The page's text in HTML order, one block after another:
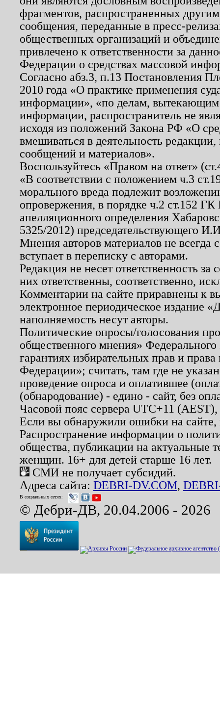
фрагментов, распространенных
сообщения, переданные в пресс-
общественных организаций и
привлечено к ответственности за
Федерации о средствах массовой
Согласно абз.3, п.13 Постановления
2010 года «О практике применения
информации», «по делам, вытекающим
информации, распространитель не
исходя из положений Закона РФ «О
вмешиваться в деятельность
сообщений и материалов».
Воспользуйтесь «Правом на ответ»
«В соответствии с положением ч.3
морального вреда подлежит
опровержения, в порядке ч.2 ст.152
апелляционного определения
5325/2012) председательствующего
Мнения авторов материалов не
вступает в переписку с авторами.
Редакция не несет ответственность
них ответственны, соответственно,
Комментарии на сайте приравнены к
электронное периодическое издание
наполняемость несут авторы.
Политические опросы/голосования
общественного мнения»
гарантиях избирательных прав и
Федерации»; считать, там где не
проведение опроса и оплатившее
(обнародование) - едино - сайт, без
Часовой пояс сервера UTC+11
Если вы обнаружили ошибки на
Распространение информации о
общества, публикации на актуальные
женщин. 16+ для детей старше 16 лет.
СМИ не получает субсидий.
Адреса сайта: DEBRI-DV.COM,
В социальных сетях:
© Дебри-ДВ, 20.04.2006 - 2026